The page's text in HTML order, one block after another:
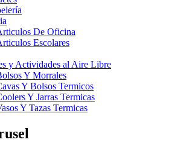
De Oficina
Escolares
y Actividades al Aire Libre
Y Morrales
Y Bolsos Termicos
Y Jarras Termicas
Y Tazas Termicas